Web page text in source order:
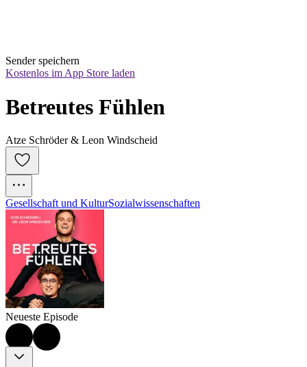
Sender speichern
Kostenlos im App Store laden
Betreutes Fühlen
Atze Schröder & Leon Windscheid
Gesellschaft und KulturSozialwissenschaften
Neueste Episode